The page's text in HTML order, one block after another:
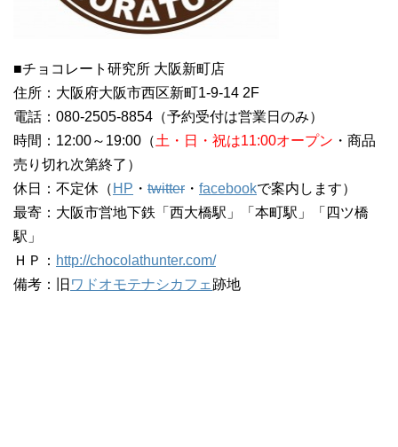
■チョコレート研究所 大阪新町店
住所：大阪府大阪市西区新町1-9-14 2F
電話：080-2505-8854（予約受付は営業日のみ）
時間：12:00～19:00（土・日・祝は11:00オープン ・商品
売り切れ次第終了）
休日：不定休（ HP ・ twitter ・ facebookで案内します）
最寄：大阪市営地下鉄「西大橋駅」「本町駅」「四ツ橋
駅」
ＨＰ： http://chocolathunter.com/
備考：旧 ワドオモテナシカフェ跡地